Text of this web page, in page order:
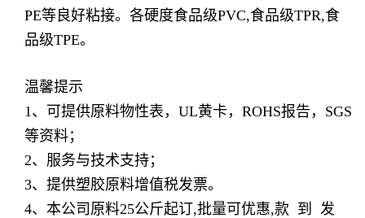
PE等良好粘接。各硬度食品级PVC,食品级TPR,食
品级TPE。
温馨提示
1、可提供原料物性表，UL黄卡，ROHS报告，SGS
等资料；
2、服务与技术支持；
3、提供塑胶原料增值税发票。
4、本公司原料25公斤起订,批量可优惠,款 到 发